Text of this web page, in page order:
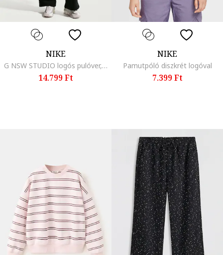
NIKE
G NSW STUDIO logós pulóver, Fehér, Fekete,
14.799 Ft
NIKE
Pamutpóló diszkrét logóval
7.399 Ft